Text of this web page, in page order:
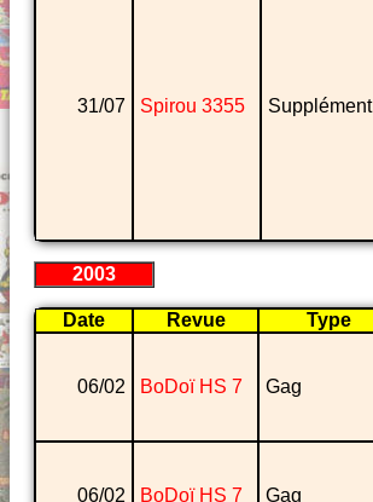
31/07 Spirou 3355 Supplément
2003
Date Revue Type
06/02 BoDoï HS 7 Gag
06/02 BoDoï HS 7 Gag